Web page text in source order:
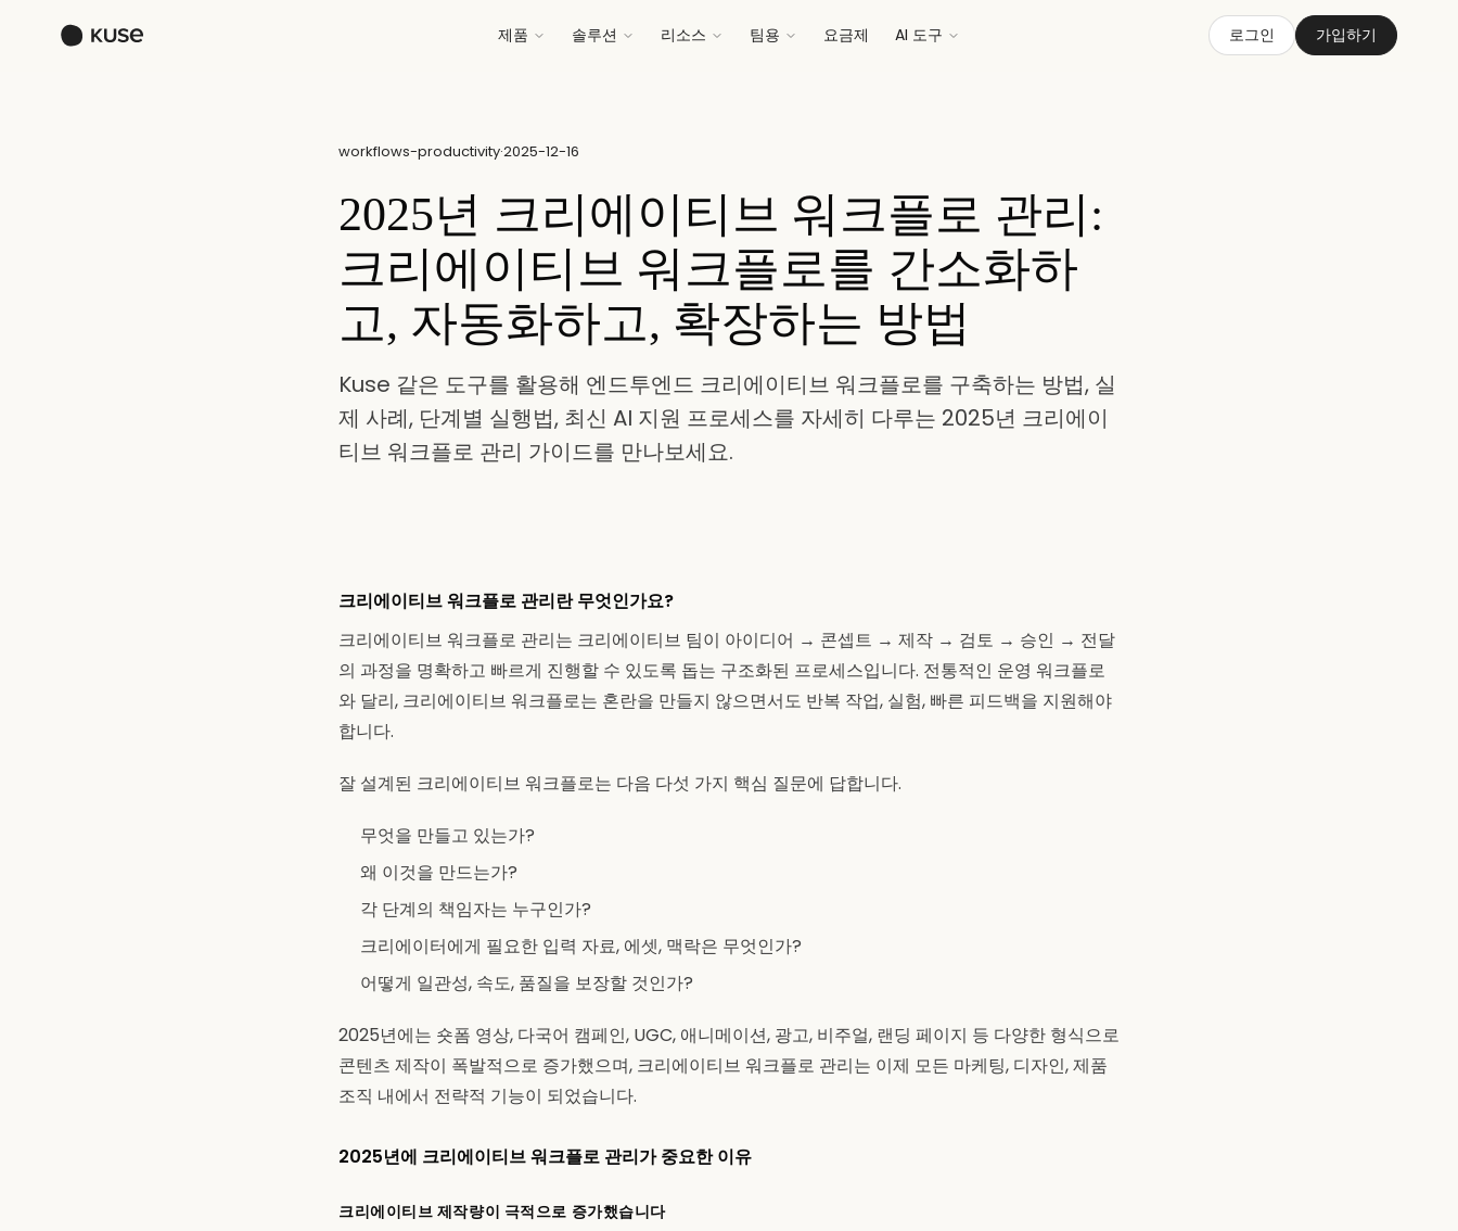
제품 솔루션 리소스 팀용 요금제 AI 도구 로그인 가입하기
workflows-productivity·2025-12-16
2025년 크리에이티브 워크플로 관리:
크리에이티브 워크플로를 간소화하
고, 자동화하고, 확장하는 방법
Kuse 같은 도구를 활용해 엔드투엔드 크리에이티브 워크플로를 구축하는 방법, 실
제 사례, 단계별 실행법, 최신 AI 지원 프로세스를 자세히 다루는 2025년 크리에이
티브 워크플로 관리 가이드를 만나보세요.
크리에이티브 워크플로 관리란 무엇인가요?
크리에이티브 워크플로 관리는 크리에이티브 팀이 아이디어 → 콘셉트 → 제작 → 검토 → 승인 → 전달
의 과정을 명확하고 빠르게 진행할 수 있도록 돕는 구조화된 프로세스입니다. 전통적인 운영 워크플로
와 달리, 크리에이티브 워크플로는 혼란을 만들지 않으면서도 반복 작업, 실험, 빠른 피드백을 지원해야
합니다.
잘 설계된 크리에이티브 워크플로는 다음 다섯 가지 핵심 질문에 답합니다.
무엇을 만들고 있는가?
왜 이것을 만드는가?
각 단계의 책임자는 누구인가?
크리에이터에게 필요한 입력 자료, 에셋, 맥락은 무엇인가?
어떻게 일관성, 속도, 품질을 보장할 것인가?
2025년에는 숏폼 영상, 다국어 캠페인, UGC, 애니메이션, 광고, 비주얼, 랜딩 페이지 등 다양한 형식으로
콘텐츠 제작이 폭발적으로 증가했으며, 크리에이티브 워크플로 관리는 이제 모든 마케팅, 디자인, 제품
조직 내에서 전략적 기능이 되었습니다.
2025년에 크리에이티브 워크플로 관리가 중요한 이유
크리에이티브 제작량이 극적으로 증가했습니다